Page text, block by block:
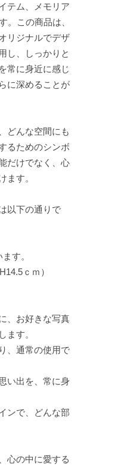
テム、メモリア
。この商品は、
リジナルでデザ
し、しっかりと
常に身近に感じ
に深めることが
どんな空間にも
るためのシンボ
だけでなく、心
ます。
以下の通りで
す。
ｃｍ）
、お好きな写真
ます。
、通常の使用で
い出を、常に身
ンで、どんな部
心の中に愛する